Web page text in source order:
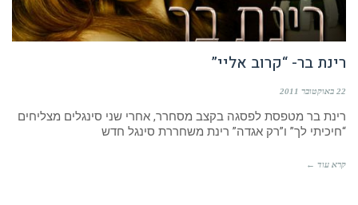
רינת בר- “קרוב אליי”
22 באוקטובר 2011
רינת בר מטפסת לפסגה בקצב מסחרר, אחרי שני סינגלים מצליחים
“חיכיתי לך” ו”רק אגדה” רינת משחררת סינגל חדש
קרא עוד ←